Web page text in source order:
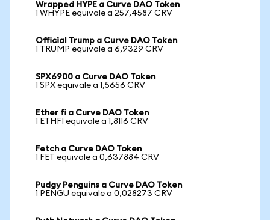
Wrapped HYPE a Curve DAO Token
1 WHYPE equivale a 257,4587 CRV
Official Trump a Curve DAO Token
1 TRUMP equivale a 6,9329 CRV
SPX6900 a Curve DAO Token
1 SPX equivale a 1,5656 CRV
Ether fi a Curve DAO Token
1 ETHFI equivale a 1,8116 CRV
Fetch a Curve DAO Token
1 FET equivale a 0,637884 CRV
Pudgy Penguins a Curve DAO Token
1 PENGU equivale a 0,028273 CRV